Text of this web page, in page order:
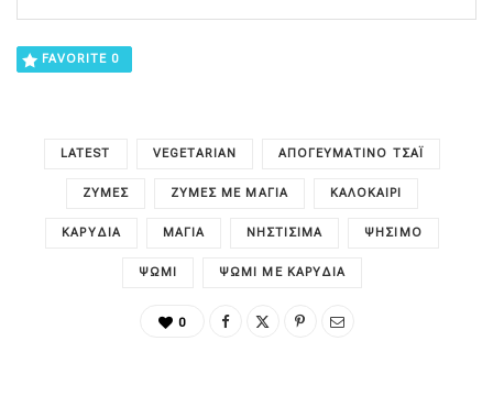
FAVORITE 0
LATEST VEGETARIAN ΑΠΟΓΕΥΜΑΤΙΝΌ ΤΣΆΙ
ΖΎΜΕΣ ΖΎΜΕΣ ΜΕ ΜΑΓΙΆ ΚΑΛΟΚΑΊΡΙ
ΚΑΡΎΔΙΑ ΜΑΓΙΆ ΝΗΣΤΊΣΙΜΑ ΨΉΣΙΜΟ
ΨΩΜΊ ΨΩΜΊ ΜΕ ΚΑΡΎΔΙΑ
0